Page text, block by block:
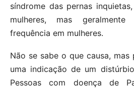
síndrome das pernas
mulheres, mas
frequência em mulheres.
Não se sabe o que causa,
uma indicação de um
Pessoas com doença de